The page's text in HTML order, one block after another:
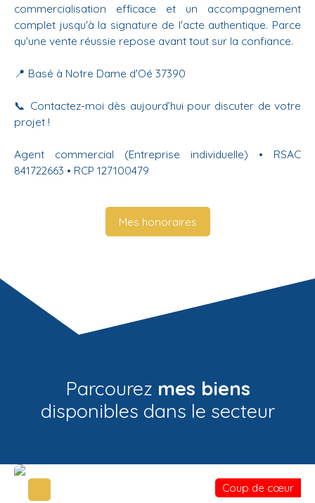
commercialisation efficace et un accompagnement
complet jusqu'à la signature de l'acte authentique. Parce
qu'une vente réussie repose avant tout sur la confiance.
📍 Basé à Notre Dame d'Oé 37390
📞 Contactez-moi dès aujourd’hui pour discuter de votre
projet !
Agent commercial (Entreprise individuelle) • RSAC
841722663 • RCP 127100479
Mes honoraires
Parcourez mes biens
disponibles dans le secteur
Coup de cœur